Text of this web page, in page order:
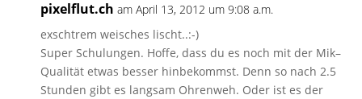
pixelflut.ch am April 13, 2012 um 9:08 a.m.
exschtrem weisches lischt..:-)
Super Schulungen. Hoffe, dass du es noch mit der Mik–
Qualität etwas besser hinbekommst. Denn so nach 2.5
Stunden gibt es langsam Ohrenweh. Oder ist es der